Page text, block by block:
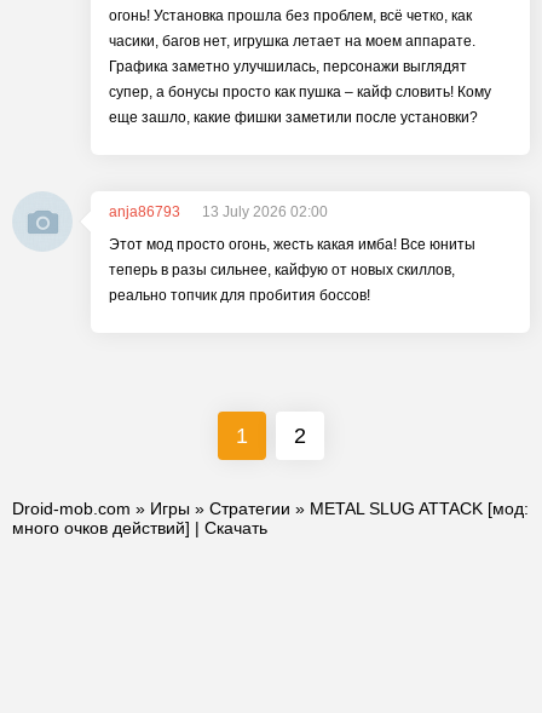
огонь! Установка прошла без проблем, всё четко, как
часики, багов нет, игрушка летает на моем аппарате.
Графика заметно улучшилась, персонажи выглядят
супер, а бонусы просто как пушка – кайф словить! Кому
еще зашло, какие фишки заметили после установки?
anja86793
13 July 2026 02:00
Этот мод просто огонь, жесть какая имба! Все юниты
теперь в разы сильнее, кайфую от новых скиллов,
реально топчик для пробития боссов!
1 2
Droid-mob.com » Игры » Стратегии » METAL SLUG ATTACK [мод:
много очков действий] | Скачать